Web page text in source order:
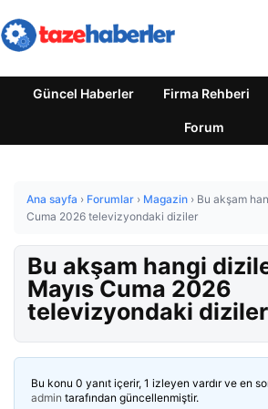
Güncel Haberler Firma Rehberi
Forum
Ana sayfa › Forumlar › Magazin › Bu akşam
Cuma 2026 televizyondaki diziler
Bu akşam hangi
Mayıs Cuma 2026
televizyondaki diziler
Bu konu 0 yanıt içerir, 1 izleyen vardır ve en
admin tarafından güncellenmiştir.